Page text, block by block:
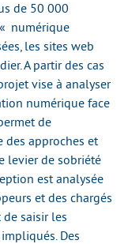
de 50 000
numérique
les sites web
A partir des cas
vise à analyser
numérique face
de
des approches et
levier de sobriété
est analysée
et des chargés
de saisir les
Des